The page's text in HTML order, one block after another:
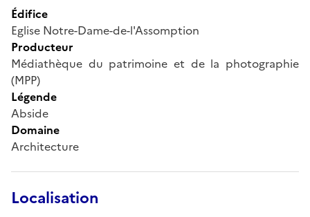
Édifice
Eglise Notre-Dame-de-l'Assomption
Producteur
Médiathèque du patrimoine et de la photographie
(MPP)
Légende
Abside
Domaine
Architecture
Localisation